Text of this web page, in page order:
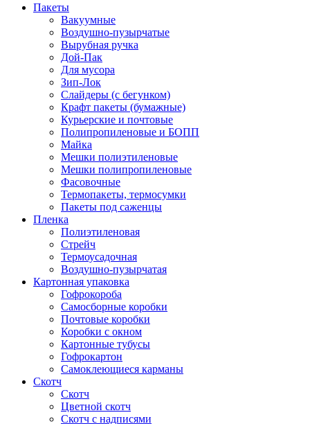
Пакеты
Вакуумные
Воздушно-пузырчатые
Вырубная ручка
Дой-Пак
Для мусора
Зип-Лок
Слайдеры (с бегунком)
Крафт пакеты (бумажные)
Курьерские и почтовые
Полипропиленовые и БОПП
Майка
Мешки полиэтиленовые
Мешки полипропиленовые
Фасовочные
Термопакеты, термосумки
Пакеты под саженцы
Пленка
Полиэтиленовая
Стрейч
Термоусадочная
Воздушно-пузырчатая
Картонная упаковка
Гофрокороба
Самосборные коробки
Почтовые коробки
Коробки с окном
Картонные тубусы
Гофрокартон
Самоклеющиеся карманы
Скотч
Скотч
Цветной скотч
Скотч с надписями